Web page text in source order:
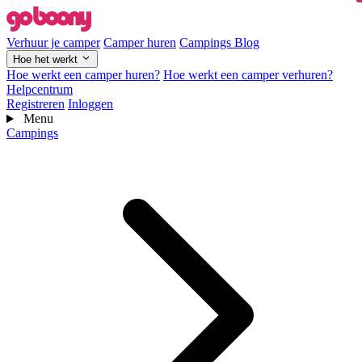
Verhuur je camper Camper huren Campings Blog
Hoe het werkt
Hoe werkt een camper huren? Hoe werkt een camper verhuren?
Helpcentrum
Registreren Inloggen
Menu
Campings